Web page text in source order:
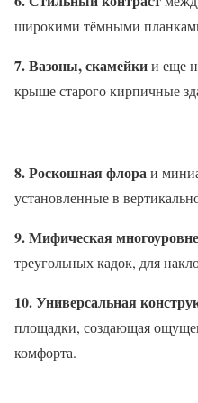
широкими тёмными
7. Вазоны, скамейкии еще
крыше старого кирпичные
8. Роскошная флораи
установленные в
9. Мифическая
треугольных кадок, для
10. Универсальная
площадки, создающая
комфорта.